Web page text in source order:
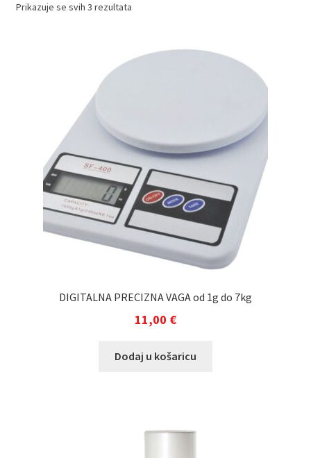
Prikazuje se svih 3 rezultata
DIGITALNA PRECIZNA VAGA od 1g do 7kg
11,00 €
Dodaj u košaricu